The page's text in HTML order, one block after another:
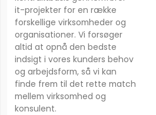
it-projekter for en række
forskellige virksomheder og
organisationer. Vi forsøger
altid at opnå den bedste
indsigt i vores kunders behov
og arbejdsform, så vi kan
finde frem til det rette match
mellem virksomhed og
konsulent.